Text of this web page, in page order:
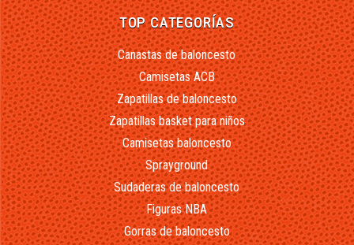
TOP CATEGORÍAS
Canastas de baloncesto
Camisetas ACB
Zapatillas de baloncesto
Zapatillas basket para niños
Camisetas baloncesto
Sprayground
Sudaderas de baloncesto
Figuras NBA
Gorras de baloncesto